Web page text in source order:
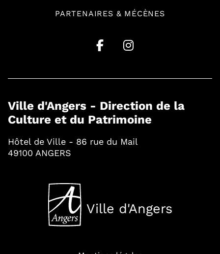
PARTENAIRES & MÉCÈNES
Ville d'Angers - Direction de la
Culture et du Patrimoine
Hôtel de Ville - 86 rue du Mail
49100 ANGERS
Ville d'Angers
, Ouvre une nouvelle